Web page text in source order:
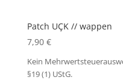
Patch UÇK // wappen
7,90 €
Kein
§19 (1) UStG.